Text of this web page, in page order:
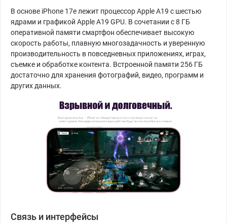
В основе iPhone 17e лежит процессор Apple A19 с шестью
ядрами и графикой Apple A19 GPU. В сочетании с 8 ГБ
оперативной памяти смартфон обеспечивает высокую
скорость работы, плавную многозадачность и уверенную
производительность в повседневных приложениях, играх,
съемке и обработке контента. Встроенной памяти 256 ГБ
достаточно для хранения фотографий, видео, программ и
других данных.
Связь и интерфейсы